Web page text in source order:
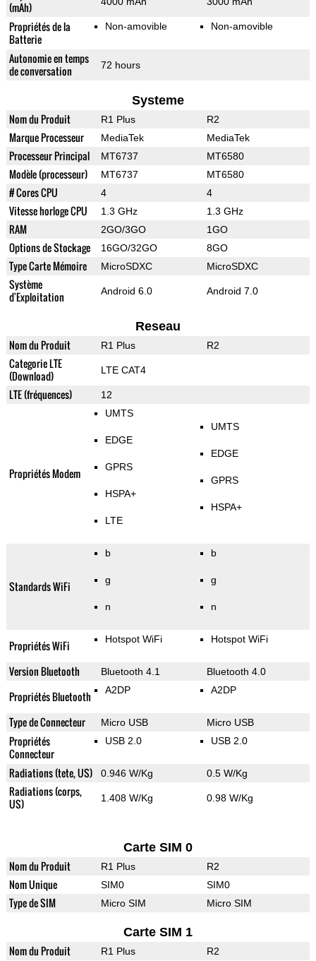
(mAh)
Propriétés de la
Batterie
Non-amovible Non-amovible
Autonomie en temps
de conversation
72 hours
Systeme
Nom du Produit R1 Plus R2
Marque Processeur MediaTek MediaTek
Processeur Principal MT6737 MT6580
Modèle (processeur) MT6737 MT6580
# Cores CPU 4 4
Vitesse horloge CPU 1.3 GHz 1.3 GHz
RAM 2GO/3GO 1GO
Options de Stockage 16GO/32GO 8GO
Type Carte Mémoire MicroSDXC MicroSDXC
Système
d'Exploitation
Android 6.0 Android 7.0
Reseau
Nom du Produit R1 Plus R2
Categorie LTE
(Download)
LTE CAT4
LTE (fréquences) 12
Propriétés Modem
UMTS
EDGE
GPRS
HSPA+
LTE
UMTS
EDGE
GPRS
HSPA+
Standards WiFi
b
g
n
b
g
n
Propriétés WiFi Hotspot WiFi Hotspot WiFi
Version Bluetooth Bluetooth 4.1 Bluetooth 4.0
Propriétés Bluetooth A2DP A2DP
Type de Connecteur Micro USB Micro USB
Propriétés
Connecteur
USB 2.0 USB 2.0
Radiations (tete, US) 0.946 W/Kg 0.5 W/Kg
Radiations (corps,
US)
1.408 W/Kg 0.98 W/Kg
Carte SIM 0
Nom du Produit R1 Plus R2
Nom Unique SIM0 SIM0
Type de SIM Micro SIM Micro SIM
Carte SIM 1
Nom du Produit R1 Plus R2